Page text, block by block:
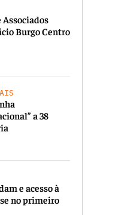
Associados
Burgo Centro
a 38
e acesso à
no primeiro